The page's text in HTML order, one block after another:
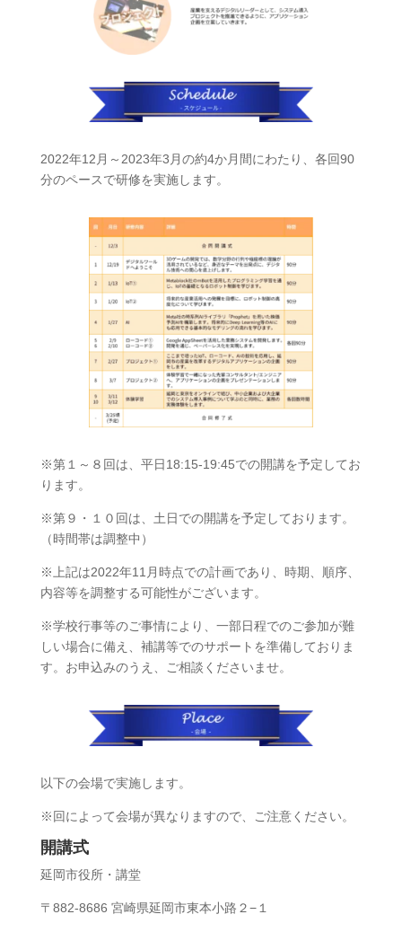
2022年12月～2023年3月の約4か月間にわたり、各回90
分のペースで研修を実施します。
※第１～８回は、平日18:15-19:45での開講を予定してお
ります。
※第９・１０回は、土日での開講を予定しております。
（時間帯は調整中）
※上記は2022年11月時点での計画であり、時期、順序、
内容等を調整する可能性がございます。
※学校行事等のご事情により、一部日程でのご参加が難
しい場合に備え、補講等でのサポートを準備しておりま
す。お申込みのうえ、ご相談くださいませ。
以下の会場で実施します。
※回によって会場が異なりますので、ご注意ください。
開講式
延岡市役所・講堂
〒882-8686 宮崎県延岡市東本小路２−１